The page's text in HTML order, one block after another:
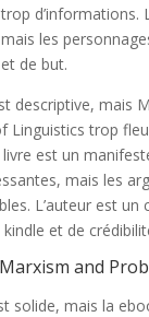
d’informations.
les
de but.
descriptive, mais
Linguistics trop
livre est un
mais les
L’auteur est un
et de
and
solide, mais la